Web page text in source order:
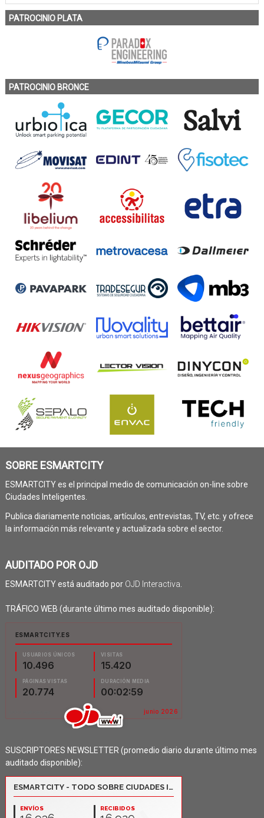
PATROCINIO PLATA
PATROCINIO BRONCE
SOBRE ESMARTCITY
ESMARTCITY es el principal medio de comunicación on-line sobre
Ciudades Inteligentes.
Publica diariamente noticias, artículos, entrevistas, TV, etc. y ofrece
la información más relevante y actualizada sobre el sector.
AUDITADO POR OJD
ESMARTCITY está auditado por OJD Interactiva
TRÁFICO WEB (durante último mes auditado disponible):
SUSCRIPTORES NEWSLETTER (promedio diario durante último mes
auditado disponible):